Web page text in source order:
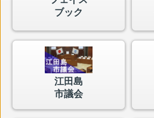
ブック
江田島
市議会